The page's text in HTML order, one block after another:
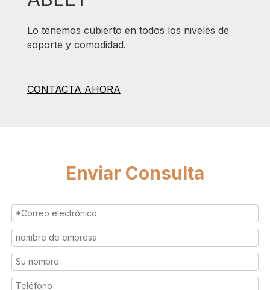
Lo tenemos cubierto en todos los niveles de
soporte y comodidad.
CONTACTA AHORA
Enviar Consulta